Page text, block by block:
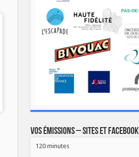
Vos émissions – Sites et Facebook
120 minutes